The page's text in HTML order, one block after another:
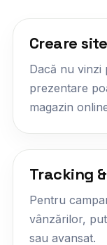
Creare
Dacă nu vinzi
prezentare
magazin
Tracking
Pentru
vânzărilor,
sau avansat.